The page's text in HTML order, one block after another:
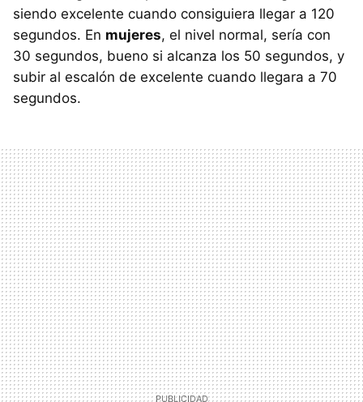
siendo excelente cuando consiguiera llegar a 120
segundos. En mujeres, el nivel normal, sería con
30 segundos, bueno si alcanza los 50 segundos, y
subir al escalón de excelente cuando llegara a 70
segundos.